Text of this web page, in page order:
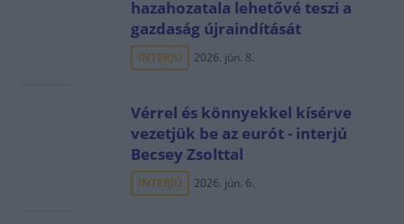
hazahozatala lehetővé teszi a
gazdaság újraindítását
INTERJÚ 2026. jún. 8.
Vérrel és könnyekkel kísérve
vezetjük be az eurót - interjú
Becsey Zsolttal
INTERJÚ 2026. jún. 6.